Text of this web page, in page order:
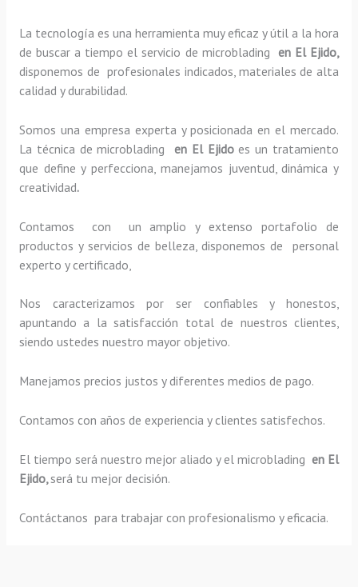
La tecnología es una herramienta muy eficaz y útil a la hora
de buscar a tiempo el servicio de microblading en El Ejido,
disponemos de profesionales indicados, materiales de alta
calidad y durabilidad.
Somos una empresa experta y posicionada en el mercado.
La técnica de microblading en El Ejido es un tratamiento
que define y perfecciona, manejamos juventud, dinámica y
creatividad.
Contamos con un amplio y extenso portafolio de
productos y servicios de belleza, disponemos de personal
experto y certificado,
Nos caracterizamos por ser confiables y honestos,
apuntando a la satisfacción total de nuestros clientes,
siendo ustedes nuestro mayor objetivo.
Manejamos precios justos y diferentes medios de pago.
Contamos con años de experiencia y clientes satisfechos.
El tiempo será nuestro mejor aliado y elmicroblading en El
Ejido, será tu mejor decisión.
Contáctanos para trabajar con profesionalismo y eficacia.